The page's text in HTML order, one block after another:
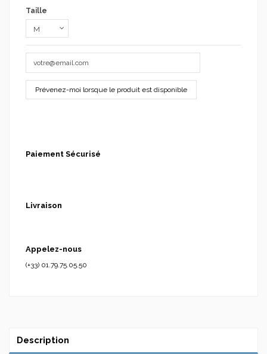
Taille
Paiement Sécurisé
Livraison
Appelez-nous
(+33) 01.79.75.05.50
Description